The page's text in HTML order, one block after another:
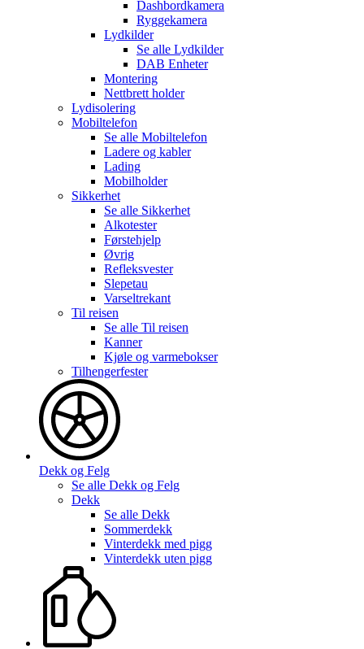
Dashbordkamera
Ryggekamera
Lydkilder
Se alle Lydkilder
DAB Enheter
Montering
Nettbrett holder
Lydisolering
Mobiltelefon
Se alle Mobiltelefon
Ladere og kabler
Lading
Mobilholder
Sikkerhet
Se alle Sikkerhet
Alkotester
Førstehjelp
Øvrig
Refleksvester
Slepetau
Varseltrekant
Til reisen
Se alle Til reisen
Kanner
Kjøle og varmebokser
Tilhengerfester
Dekk og Felg
Se alle Dekk og Felg
Dekk
Se alle Dekk
Sommerdekk
Vinterdekk med pigg
Vinterdekk uten pigg